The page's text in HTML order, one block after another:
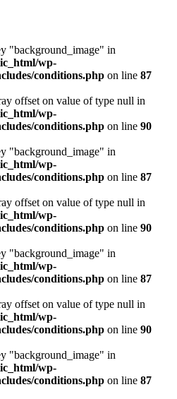
"background_image" in
wp-
conditions.php on line 87
offset on value of type null in
wp-
conditions.php on line 90
"background_image" in
wp-
conditions.php on line 87
offset on value of type null in
wp-
conditions.php on line 90
"background_image" in
wp-
conditions.php on line 87
offset on value of type null in
wp-
conditions.php on line 90
"background_image" in
wp-
conditions.php on line 87